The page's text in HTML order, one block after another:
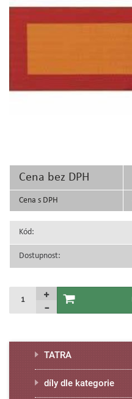
Cena bez DPH
Cena s DPH
Kód:
Dostupnost:
TATRA
díly dle kategorie